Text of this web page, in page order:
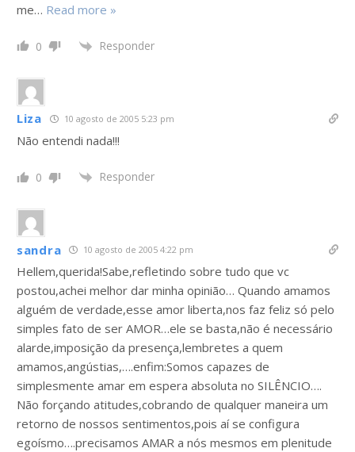
me… Read more »
0 Responder
Liza 10 agosto de 2005 5:23 pm
Não entendi nada!!!
0 Responder
sandra 10 agosto de 2005 4:22 pm
Hellem,querida!Sabe,refletindo sobre tudo que vc
postou,achei melhor dar minha opinião… Quando amamos
alguém de verdade,esse amor liberta,nos faz feliz só pelo
simples fato de ser AMOR…ele se basta,não é necessário
alarde,imposição da presença,lembretes a quem
amamos,angústias,….enfim:Somos capazes de
simplesmente amar em espera absoluta no SILÊNCIO….
Não forçando atitudes,cobrando de qualquer maneira um
retorno de nossos sentimentos,pois aí se configura
egoísmo….precisamos AMAR a nós mesmos em plenitude